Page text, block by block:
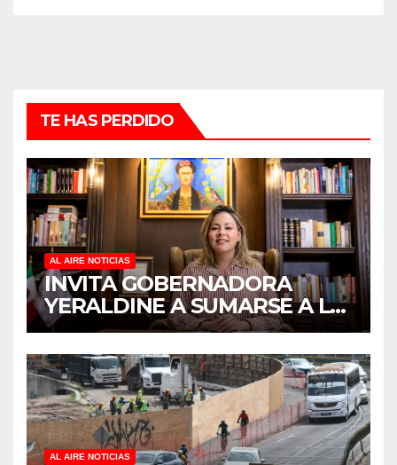
TE HAS PERDIDO
AL AIRE NOTICIAS
INVITA GOBERNADORA
YERALDINE A SUMARSE A LA
JORNADA NACIONAL DE
REFORESTACIÓN;
PLANTARÁN 6.6 MILLONES
DE ÁRBOLES
AL AIRE NOTICIAS